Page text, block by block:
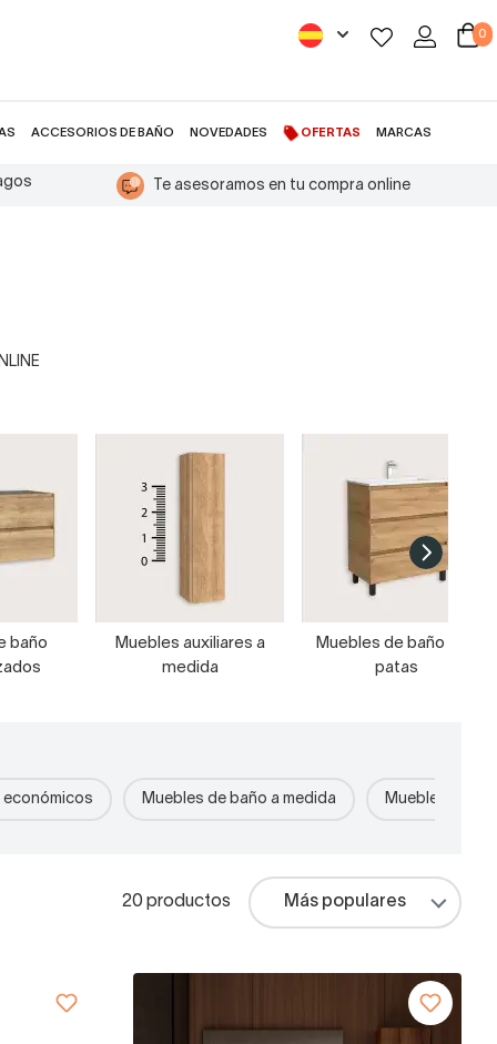
0
ACCESORIOS DE BAÑO NOVEDADES OFERTAS MARCAS
Te asesoramos en tu compra online
baño
Muebles auxiliares a
medida
Muebles de baño con
patas
económicos Muebles de baño a medida Muebles de
20 productos